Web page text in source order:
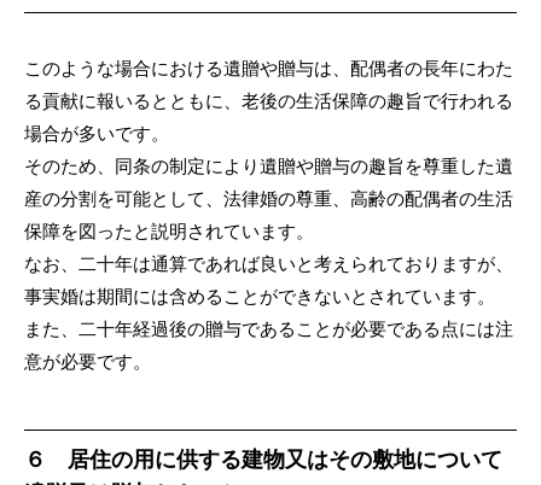
このような場合における遺贈や贈与は、配偶者の長年にわた
る貢献に報いるとともに、老後の生活保障の趣旨で行われる
場合が多いです。
そのため、同条の制定により遺贈や贈与の趣旨を尊重した遺
産の分割を可能として、法律婚の尊重、高齢の配偶者の生活
保障を図ったと説明されています。
なお、二十年は通算であれば良いと考えられておりますが、
事実婚は期間には含めることができないとされています。
また、二十年経過後の贈与であることが必要である点には注
意が必要です。
６ 居住の用に供する建物又はその敷地について